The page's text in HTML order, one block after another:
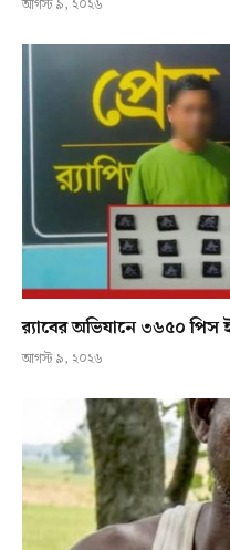
আগস্ট ৯, ২০২৬
র‍্যাবের অভিযানে ৩৬৫০ পিস
আগস্ট ৯, ২০২৬